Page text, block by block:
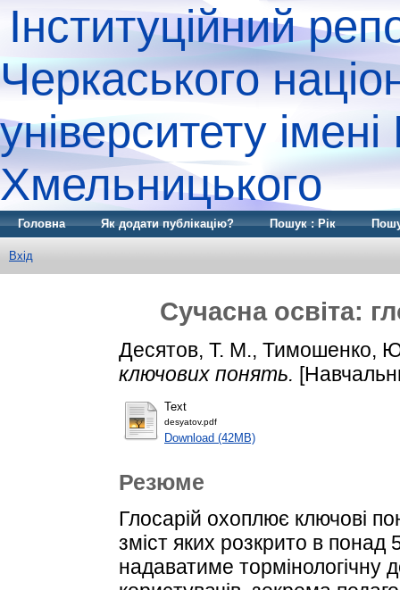
Інституційний
Черкаського
університету
Хмельницького
Головна Як додати публікацію? Пошук : Рік
Вхід
Сучасна освіта:
Десятов, Т. М., Тимошенко,
ключових понять.
Text
desyatov.pdf
Download (42MB)
Резюме
Глосарій охоплює ключові
зміст яких розкрито в
надаватиме тормінологічну